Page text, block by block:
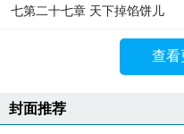
七第二十七章 天下掉馅饼儿
查看
封面推荐